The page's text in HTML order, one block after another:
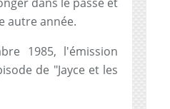
autre année.
1985, l'émission
de "Jayce et les